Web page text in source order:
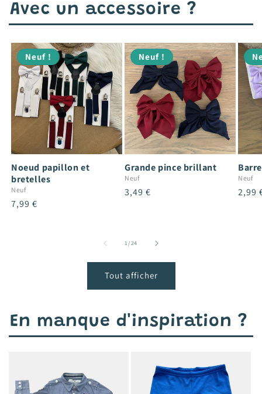
Avec un accessoire ?
Neuf !
Noeud papillon et
bretelles
Neuf
Prix
7,99 €
Neuf !
Grande pince brillant
Neuf
Prix
3,49 €
Neuf
Prix
2,99
1/de
24
Tout afficher
En manque d'inspiration ?